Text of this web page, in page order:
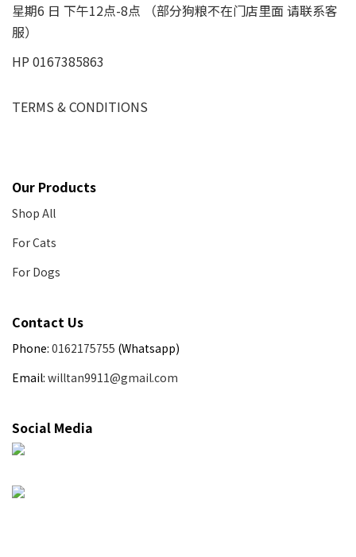
星期6 日 下午12点-8点 （部分狗粮不在门店里面 请联系客
服）
HP 0167385863
TERMS & CONDITIONS
Our Products
Shop All
For Cats
For Dogs
Contact Us
Phone: 0162175755 (Whatsapp)
Email: willtan9911@gmail.com
Social Media